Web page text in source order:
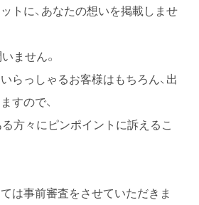
トに、あなたの想いを掲載しませ
ません。
らっしゃるお客様はもちろん、出
すので、
る方々にピンポイントに訴えるこ
は事前審査をさせていただきま